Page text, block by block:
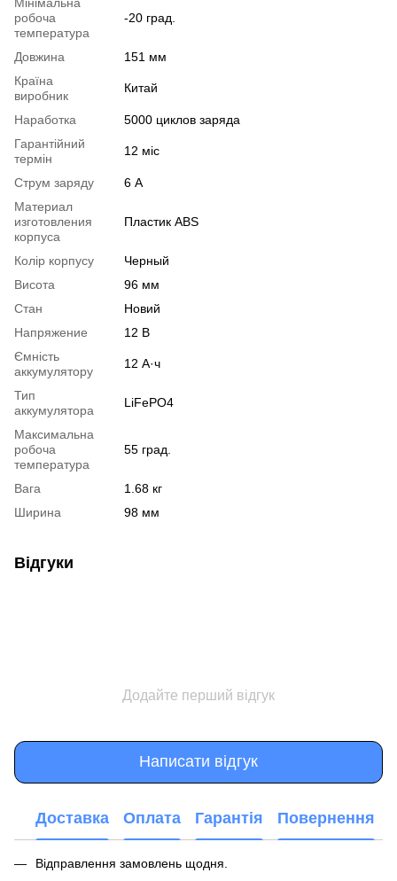
робоча
температура
-20 град.
Довжина
151 мм
Країна
виробник
Китай
Наработка
5000 циклов заряда
Гарантійний
термін
12 міс
Струм заряду
6 А
Материал
изготовления
корпуса
Пластик ABS
Колір корпусу
Черный
Висота
96 мм
Стан
Новий
Напряжение
12 В
Ємність
аккумулятору
12 А·ч
Тип
аккумулятора
LiFePO4
Максимальна
робоча
температура
55 град.
Вага
1.68 кг
Ширина
98 мм
Відгуки
Додайте перший відгук
Написати відгук
Доставка Оплата Гарантія Повернення
Відправлення замовлень щодня.